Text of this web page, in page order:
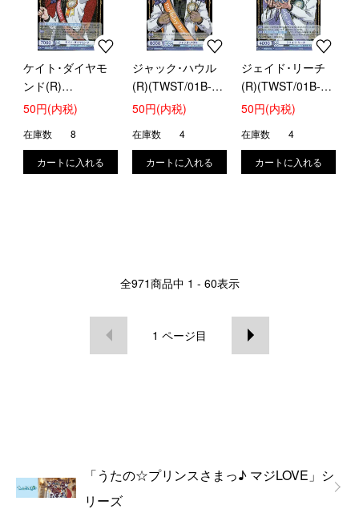
ケイト･ダイヤモ
ンド(R)
(TWST/01B-027)
50円(内税)
在庫数 8
ジャック･ハウル
(R)(TWST/01B-
007)
50円(内税)
在庫数 4
ジェイド･リーチ
(R)(TWST/01B-
047)
50円(内税)
在庫数 4
全971商品中 1 - 60表示
1 ページ目
「うたの☆プリンスさまっ♪ マジLOVE」シ
リーズ